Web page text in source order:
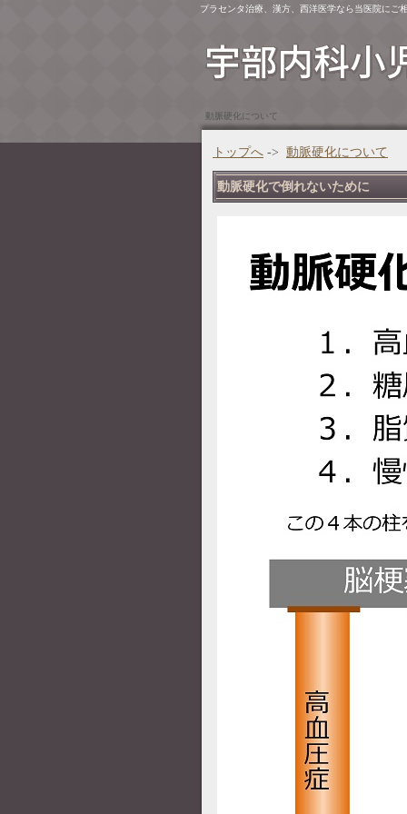
動脈硬化について
プラセンタ治療、漢方、西洋医学なら当医院にご
トップへ -> 動脈硬化について
動脈硬化で倒れないために